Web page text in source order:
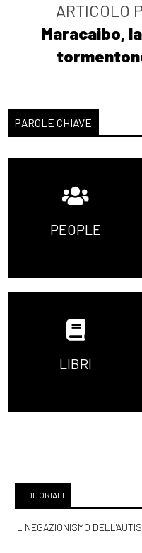
ARTICOLO
Maracaibo,
PAROLE CHIAVE
PEOPLE
LIBRI
EDITORIALI
IL NEGAZIONISMO